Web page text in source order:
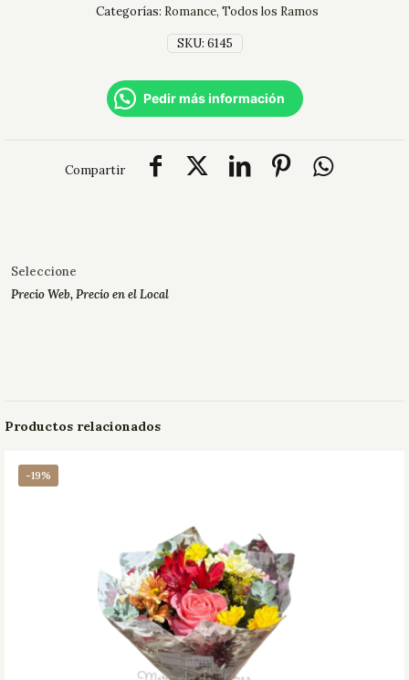
SKU: 6145
Categorías: Romance, Todos los Ramos
Pedir más información
Compartir
Seleccione
Precio Web,Precio en el Local
Productos relacionados
-19%